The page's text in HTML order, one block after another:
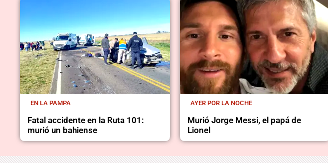
EN LA PAMPA
Fatal accidente en la Ruta 101:
murió un bahiense
AYER POR LA NOCHE
Murió Jorge Messi, el papá de
Lionel